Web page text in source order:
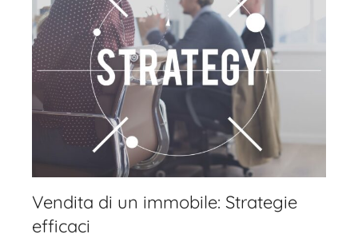
Vendita di un immobile: Strategie
efficaci